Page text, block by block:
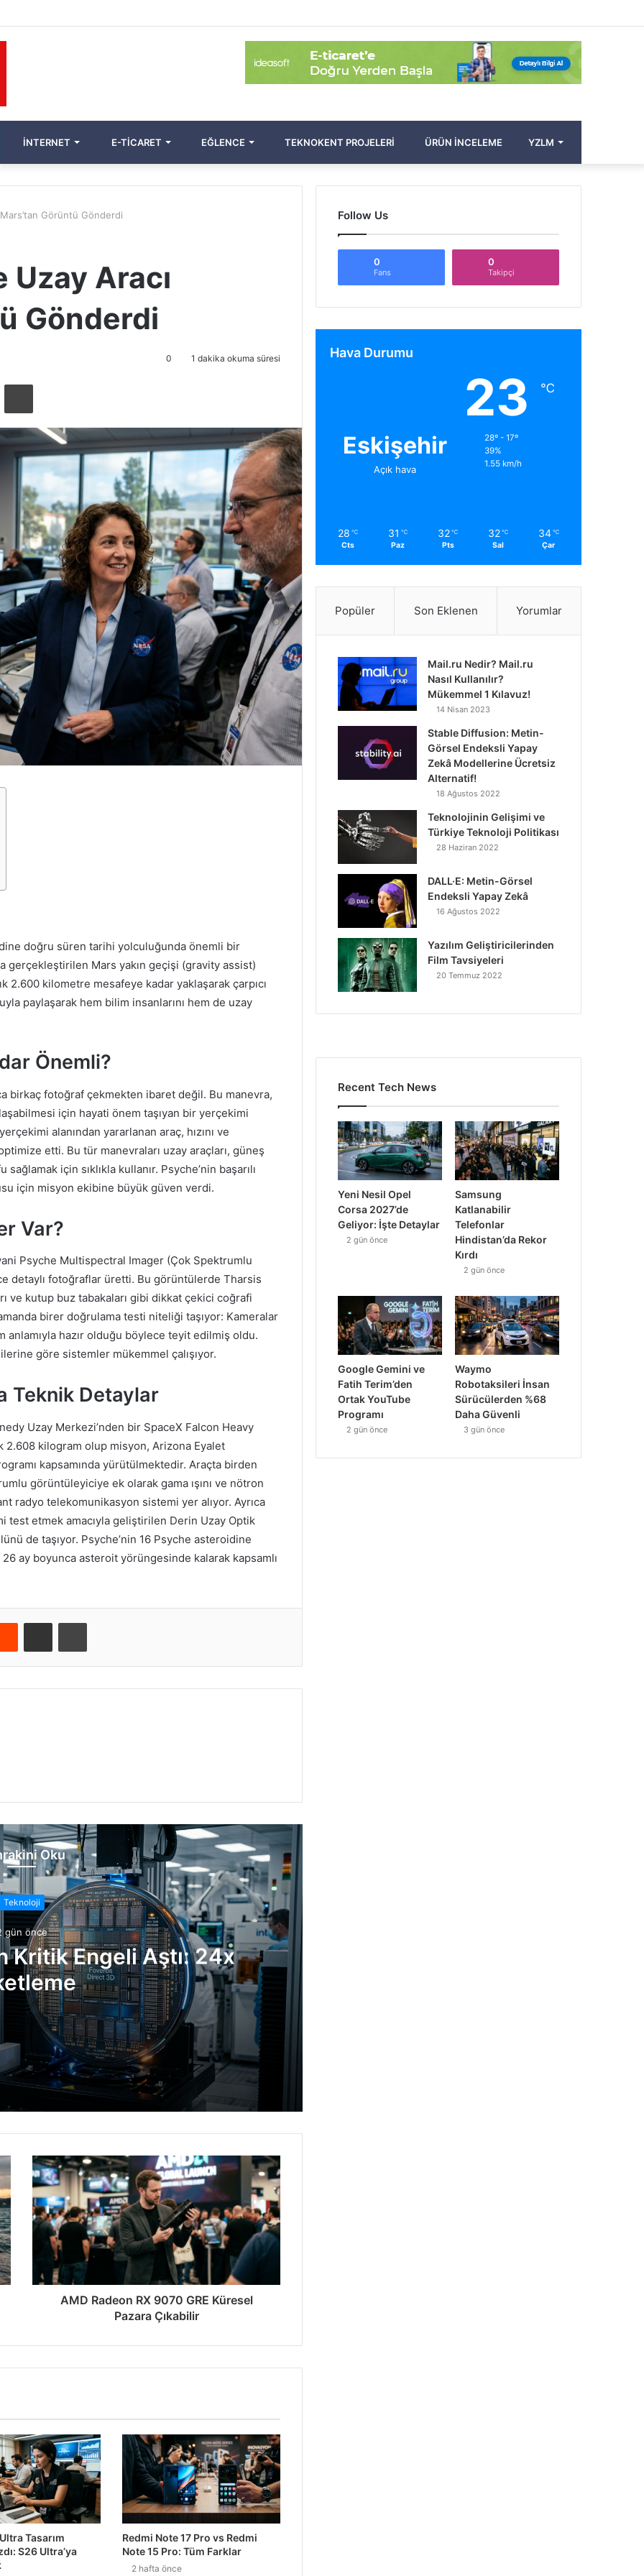
yap
...
Bölmesi
Makale
Ol
İNTERNET E-TICARET EĞLENCE TEKNOKENT PROJELERI ÜRÜN İNCELEME YZLM
Mars’tan Görüntü Gönderdi
Uzay Aracı
Gönderdi
0 1 dakika okuma süresi
doğru süren tarihi yolculuğunda önemli bir
gerçekleştirilen Mars yakın geçişi (gravity assist)
2.600 kilometre mesafeye kadar yaklaşarak çarpıcı
paylaşarak hem bilim insanlarını hem de uzay
Önemli?
birkaç fotoğraf çekmekten ibaret değil. Bu manevra,
için hayati önem taşıyan bir yerçekimi
alanından yararlanan araç, hızını ve
etti. Bu tür manevraları uzay araçları, güneş
için sıklıkla kullanır. Psyche’nin başarılı
için misyon ekibine büyük güven verdi.
Var?
Psyche Multispectral Imager (Çok Spektrumlu
detaylı fotoğraflar üretti. Bu görüntülerde Tharsis
ve kutup buz tabakaları gibi dikkat çekici coğrafi
birer doğrulama testi niteliği taşıyor: Kameralar
hazır olduğu böylece teyit edilmiş oldu.
göre sistemler mükemmel çalışıyor.
Teknik Detaylar
Uzay Merkezi’nden bir SpaceX Falcon Heavy
2.608 kilogram olup misyon, Arizona Eyalet
kapsamında yürütülmektedir. Araçta birden
görüntüleyiciye ek olarak gama ışını ve nötron
radyo telekomunikasyon sistemi yer alıyor. Ayrıca
test etmek amacıyla geliştirilen Derin Uzay Optik
de taşıyor. Psyche’nin 16 Psyche asteroidine
26 ay boyunca asteroit yörüngesinde kalarak kapsamlı
Oku
Teknoloji
gün önce
Kritik Engeli Aştı: 24x
Paketleme
Detaylar
Rekor Kırdı
Programı
%68 Daha Güvenli
Ertelendi
Okuyor
AMD Radeon RX 9070 GRE Küresel
Pazara Çıkabilir
Tasarım
S26 Ultra’ya
Redmi Note 17 Pro vs Redmi
Note 15 Pro: Tüm Farklar
2 hafta önce
Follow Us
0
Fans
0
Takipçi
Hava Durumu
Eskişehir
Açık hava
23 ℃
28º - 17º
39%
1.55 km/h
28 ℃
Cts
31 ℃
Paz
32 ℃
Pts
32 ℃
Sal
34 ℃
Çar
Popüler Son Eklenen Yorumlar
Mail.ru Nedir? Mail.ru
Nasıl Kullanılır?
Mükemmel 1 Kılavuz!
14 Nisan 2023
Stable Diffusion: Metin-
Görsel Endeksli Yapay
Zekâ Modellerine Ücretsiz
Alternatif!
18 Ağustos 2022
Teknolojinin Gelişimi ve
Türkiye Teknoloji Politikası
28 Haziran 2022
DALL·E: Metin-Görsel
Endeksli Yapay Zekâ
16 Ağustos 2022
Yazılım Geliştiricilerinden
Film Tavsiyeleri
20 Temmuz 2022
Recent Tech News
Yeni Nesil Opel
Corsa 2027’de
Geliyor: İşte Detaylar
2 gün önce
Samsung
Katlanabilir
Telefonlar
Hindistan’da Rekor
Kırdı
2 gün önce
Google Gemini ve
Fatih Terim’den
Ortak YouTube
Programı
2 gün önce
Waymo
Robotaksileri İnsan
Sürücülerden %68
Daha Güvenli
3 gün önce